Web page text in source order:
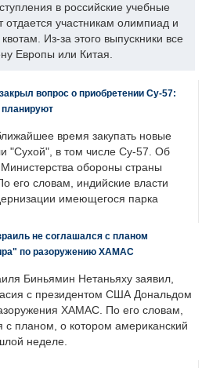
в российские учебные
отдается участникам олимпиад и
Из-за этого выпускники все
Европы или Китая.
вопрос о приобретении Су-57:
планируют
время закупать новые
"Сухой", в том числе Су-57. Об
обороны страны
его словам, индийские власти
имеющегося парка
не соглашался с планом
по разоружению ХАМАС
Биньямин Нетаньяху заявил,
с президентом США Дональдом
ХАМАС. По его словам,
с планом, о котором американский
неделе.